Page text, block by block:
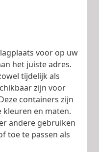
voor op uw
het juiste adres.
tijdelijk als
zijn voor
containers zijn
en maten.
andere gebruiken
toe te passen als